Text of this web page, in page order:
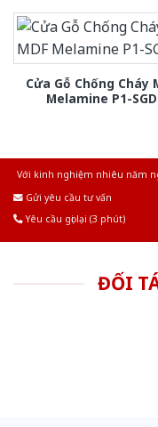
Cửa Gỗ Chống Cháy
Melamine P1-SGD
Với kinh nghiệm nhiêu năm
Gửi yêu cầu tư vấn
Yêu cầu gọi lại (3 phút)
ĐỐI